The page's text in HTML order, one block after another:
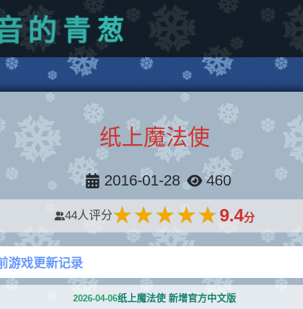
的青 葱
纸上魔法使
2016-01-28 460
44人评分★★★★★
★★★★★ 9.4分
游戏更新记录
2026-04-06纸上魔法使 新增官方中文版